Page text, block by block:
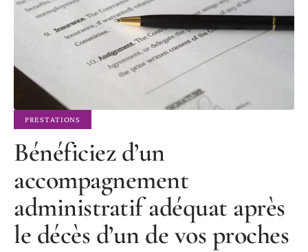
PRESTATIONS
Bénéficiez d’un
accompagnement
administratif adéquat après
le décès d’un de vos proches